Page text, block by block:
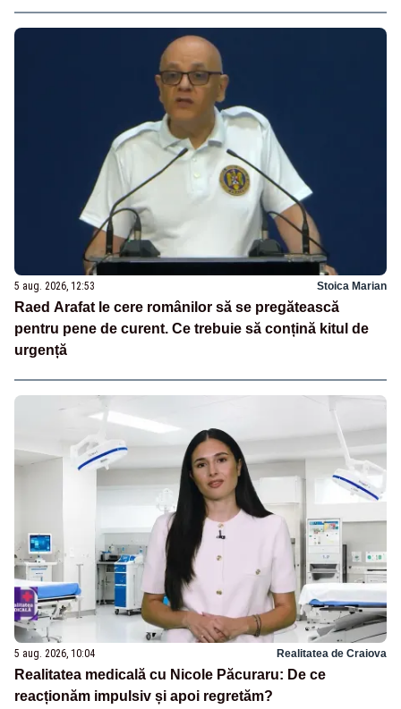
5 aug. 2026, 12:53 Stoica Marian
Raed Arafat le cere românilor să se pregătească
pentru pene de curent. Ce trebuie să conțină kitul de
urgență
5 aug. 2026, 10:04 Realitatea de Craiova
Realitatea medicală cu Nicole Păcuraru: De ce
reacționăm impulsiv și apoi regretăm?